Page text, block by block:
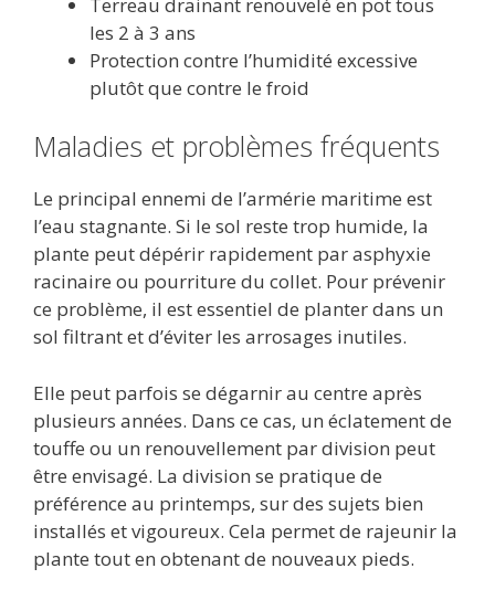
les 2 à 3 ans
Protection contre l’humidité excessive
plutôt que contre le froid
Maladies et problèmes fréquents
Le principal ennemi de l’armérie maritime est
l’eau stagnante. Si le sol reste trop humide, la
plante peut dépérir rapidement par asphyxie
racinaire ou pourriture du collet. Pour prévenir
ce problème, il est essentiel de planter dans un
sol filtrant et d’éviter les arrosages inutiles.
Elle peut parfois se dégarnir au centre après
plusieurs années. Dans ce cas, un éclatement de
touffe ou un renouvellement par division peut
être envisagé. La division se pratique de
préférence au printemps, sur des sujets bien
installés et vigoureux. Cela permet de rajeunir la
plante tout en obtenant de nouveaux pieds.